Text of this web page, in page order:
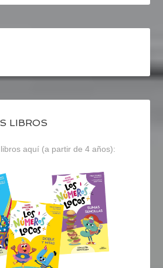
LIBROS
aquí (a partir de 4 años):